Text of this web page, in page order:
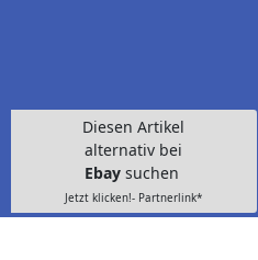
Diesen Artikel
alternativ bei
Ebay suchen
Jetzt klicken!- Partnerlink*